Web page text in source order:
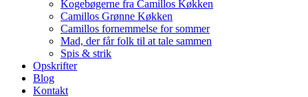
Kogebøgerne fra Camillos Køkken
Camillos Grønne Køkken
Camillos fornemmelse for sommer
Mad, der får folk til at tale sammen
Spis & strik
Opskrifter
Blog
Kontakt